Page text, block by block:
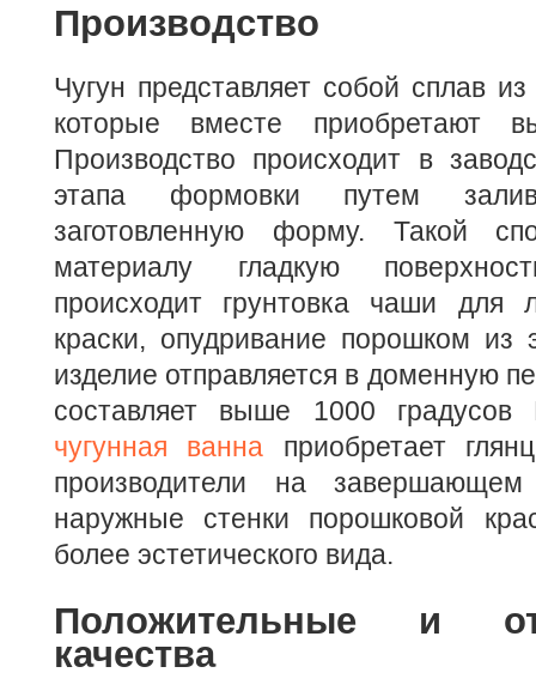
Производство
Чугун представляет собой сплав
которые вместе приобретают
Производство происходит в
этапа формовки путем
заготовленную форму. Такой
материалу гладкую
происходит грунтовка чаши для
краски, опудривание порошком из
изделие отправляется в доменную
составляет выше 1000 градусов
чугунная ванна приобретает
производители на
наружные стенки порошковой
более эстетического вида.
Положительные и
качества